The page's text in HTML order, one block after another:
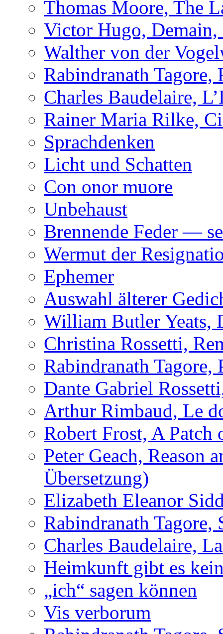
Thomas Moore, The
Victor Hugo, Demain,
Walther von der
Rabindranath Tagore,
Charles Baudelaire,
Rainer Maria Rilke,
Sprachdenken
Licht und Schatten
Con onor muore
Unbehaust
Brennende Feder —
Wermut der
Ephemer
Auswahl älterer
William Butler Yeats,
Christina Rossetti,
Rabindranath Tagore,
Dante Gabriel
Arthur Rimbaud, Le
Robert Frost, A Patch
Peter Geach, Reason
Übersetzung)
Elizabeth Eleanor
Rabindranath
Charles Baudelaire,
Heimkunft gibt es
„ich“ sagen können
Vis verborum